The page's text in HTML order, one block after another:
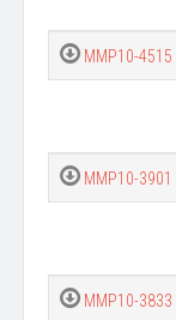
MMP10-4515
MMP10-3901
MMP10-3833